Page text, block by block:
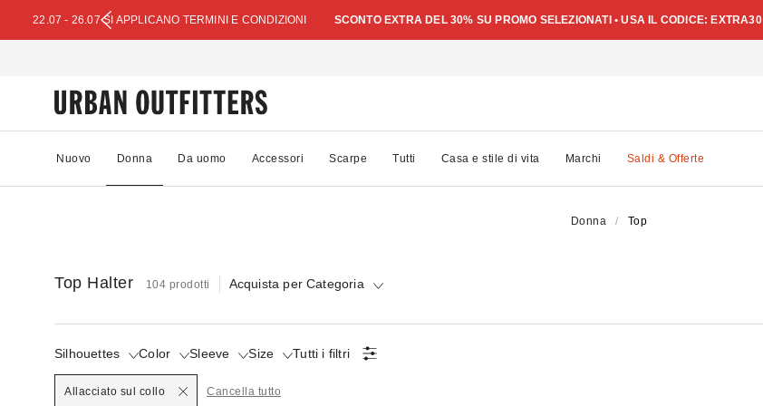
22.07 - 26.07 SI APPLICANO TERMINI E CONDIZIONI SCONTO EXTRA DEL 30% SU PROMO SELEZIONATI • USA IL CODICE: EXTRA30
Nuovo Donna Da uomo Accessori Scarpe Tutti Casa e stile di vita Marchi Saldi & Offerte
Donna Top
Top Halter 104 prodotti Acquista per Categoria
Silhouettes Color Sleeve Size Tutti i filtri
Allacciato sul collo Cancella tutto